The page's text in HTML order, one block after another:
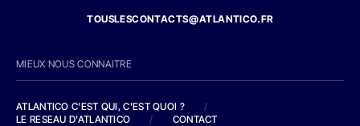
TOUSLESCONTACTS@ATLANTICO.FR
MIEUX NOUS CONNAITRE
ATLANTICO C'EST QUI, C'EST QUOI ?
/
LE RESEAU D'ATLANTICO
/ CONTACT